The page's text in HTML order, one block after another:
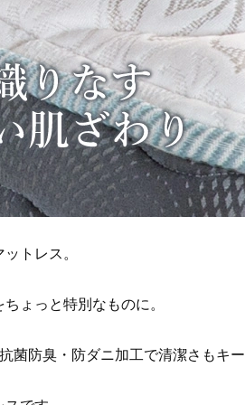
トレス。
ょっと特別なものに。
菌防臭・防ダニ加工で清潔さもキ